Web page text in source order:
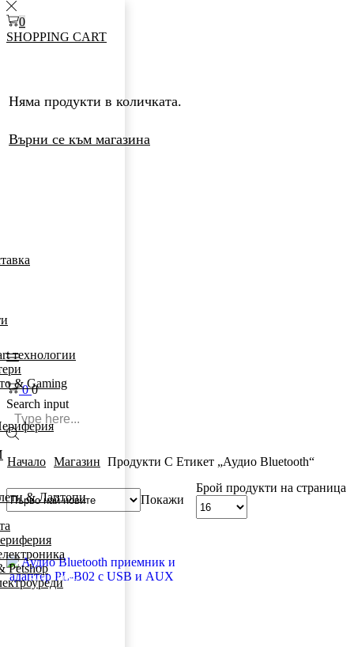
технологии
& Gaming
& Лаптопи
Petshop
00
0
SHOPPING CART
Няма продукти в количката.
Върни се към магазина
Search input
Начало Магазин Продукти С Етикет „Аудио Bluetooth“
Покажи
Брой продукти на страница
SALE60%